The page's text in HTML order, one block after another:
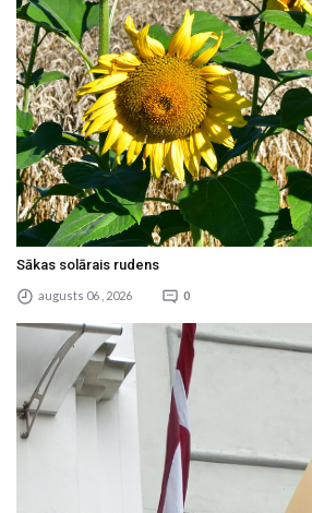
Sākas solārais rudens
augusts 06 , 2026 0